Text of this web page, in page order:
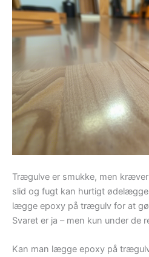
Trægulve er smukke, men
slid og fugt kan hurtigt
lægge epoxy på trægulv for at
Svaret er ja – men kun under de
Kan man lægge epoxy på